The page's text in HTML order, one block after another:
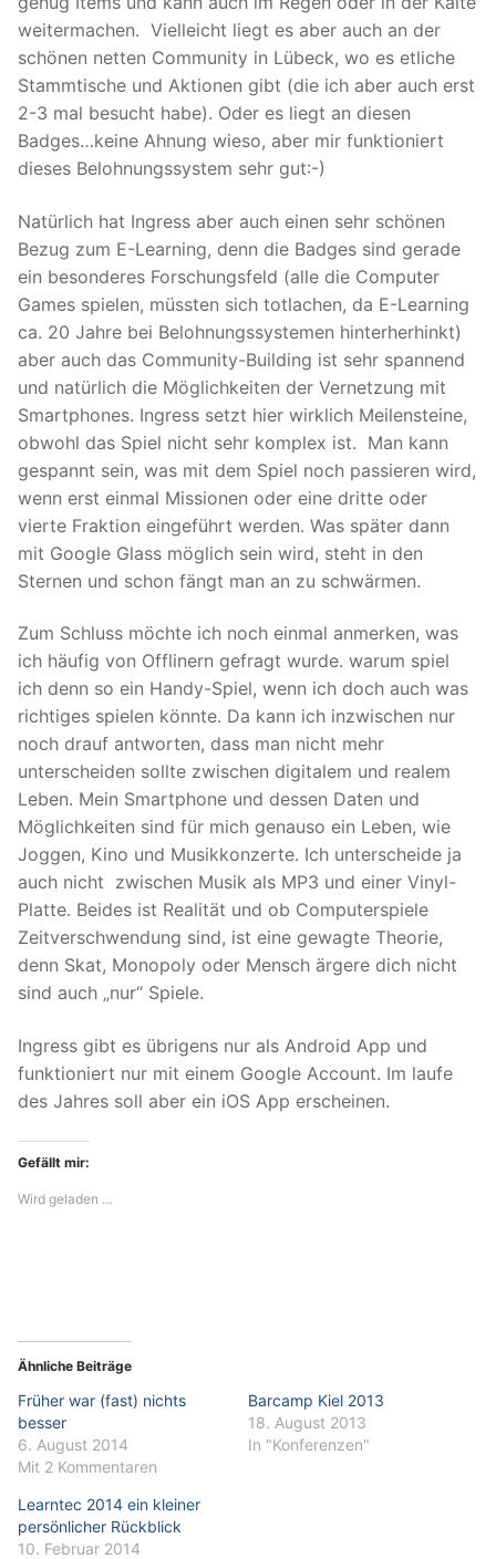
weitermachen. Vielleicht liegt es aber auch an der
schönen netten Community in Lübeck, wo es etliche
Stammtische und Aktionen gibt (die ich aber auch erst
2-3 mal besucht habe). Oder es liegt an diesen
Badges…keine Ahnung wieso, aber mir funktioniert
dieses Belohnungssystem sehr gut:-)
Natürlich hat Ingress aber auch einen sehr schönen
Bezug zum E-Learning, denn die Badges sind gerade
ein besonderes Forschungsfeld (alle die Computer
Games spielen, müssten sich totlachen, da E-Learning
ca. 20 Jahre bei Belohnungssystemen hinterherhinkt)
aber auch das Community-Building ist sehr spannend
und natürlich die Möglichkeiten der Vernetzung mit
Smartphones. Ingress setzt hier wirklich Meilensteine,
obwohl das Spiel nicht sehr komplex ist. Man kann
gespannt sein, was mit dem Spiel noch passieren wird,
wenn erst einmal Missionen oder eine dritte oder
vierte Fraktion eingeführt werden. Was später dann
mit Google Glass möglich sein wird, steht in den
Sternen und schon fängt man an zu schwärmen.
Zum Schluss möchte ich noch einmal anmerken, was
ich häufig von Offlinern gefragt wurde. warum spiel
ich denn so ein Handy-Spiel, wenn ich doch auch was
richtiges spielen könnte. Da kann ich inzwischen nur
noch drauf antworten, dass man nicht mehr
unterscheiden sollte zwischen digitalem und realem
Leben. Mein Smartphone und dessen Daten und
Möglichkeiten sind für mich genauso ein Leben, wie
Joggen, Kino und Musikkonzerte. Ich unterscheide ja
auch nicht zwischen Musik als MP3 und einer Vinyl-
Platte. Beides ist Realität und ob Computerspiele
Zeitverschwendung sind, ist eine gewagte Theorie,
denn Skat, Monopoly oder Mensch ärgere dich nicht
sind auch „nur“ Spiele.
Ingress gibt es übrigens nur als Android App und
funktioniert nur mit einem Google Account. Im laufe
des Jahres soll aber ein iOS App erscheinen.
Gefällt mir:
Wird geladen …
Ähnliche Beiträge
Früher war (fast) nichts
besser
6. August 2014
Mit 2 Kommentaren
Barcamp Kiel 2013
18. August 2013
In "Konferenzen"
Learntec 2014 ein kleiner
persönlicher Rückblick
10. Februar 2014